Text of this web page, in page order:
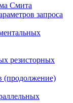
Смита
запроса
резисторных
(продолжение)